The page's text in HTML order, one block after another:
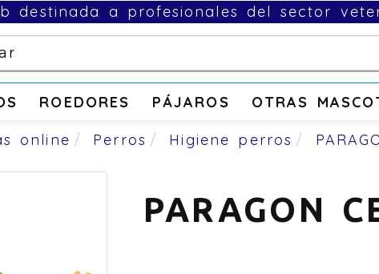
destinada a profesionales del sector
ROEDORES PÁJAROS OTRAS
online Perros Higiene perros
PARAGON